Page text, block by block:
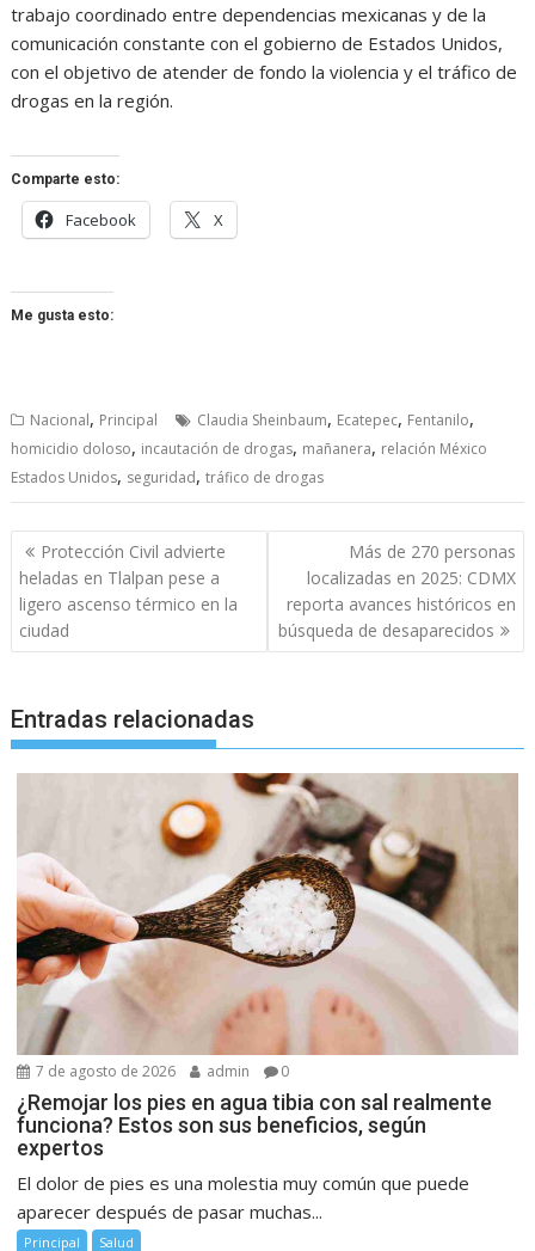
trabajo coordinado entre dependencias mexicanas y de la
comunicación constante con el gobierno de Estados Unidos,
con el objetivo de atender de fondo la violencia y el tráfico de
drogas en la región.
Comparte esto:
Facebook X
Me gusta esto:
Nacional, Principal Claudia Sheinbaum, Ecatepec, Fentanilo,
homicidio doloso, incautación de drogas, mañanera, relación México
Estados Unidos, seguridad,tráfico de drogas
Navegación
de
entradas
Protección Civil advierte
heladas en Tlalpan pese a
ligero ascenso térmico en la
ciudad
Más de 270 personas
localizadas en 2025: CDMX
reporta avances históricos en
búsqueda de desaparecidos
Entradas relacionadas
7 de agosto de 2026 admin 0
¿Remojar los pies en agua tibia con sal realmente
funciona? Estos son sus beneficios, según
expertos
El dolor de pies es una molestia muy común que puede
aparecer después de pasar muchas...
Principal Salud